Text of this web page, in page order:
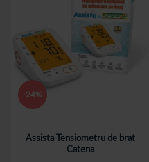
-24%
Assista Tensiometru de brat
Catena